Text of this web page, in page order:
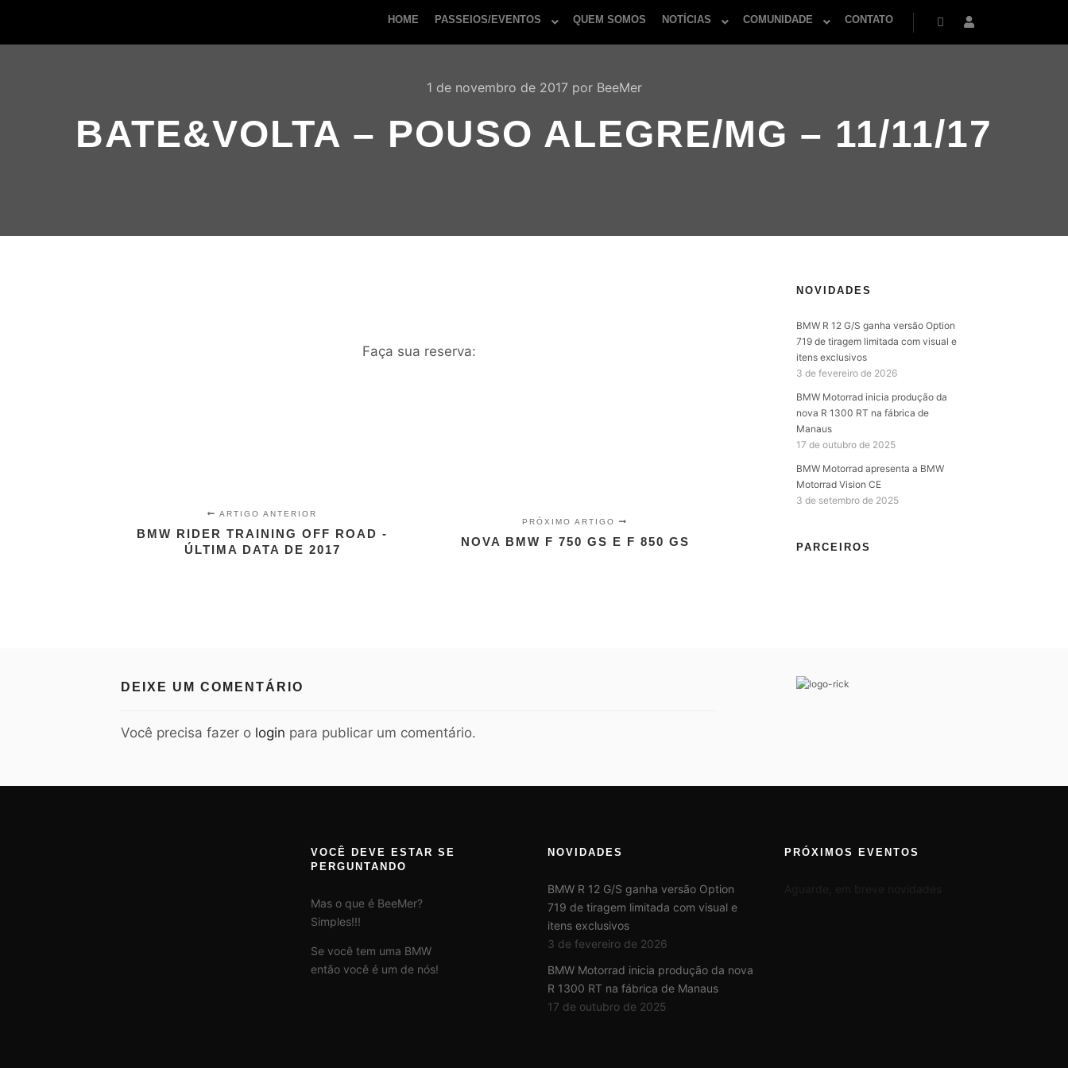
HOME PASSEIOS/EVENTOS QUEM SOMOS NOTÍCIAS COMUNIDADE CONTATO
PesquisaMais informações
1 de novembro de 2017por BeeMer
BATE&VOLTA – POUSO ALEGRE/MG – 11/11/17
Faça sua reserva:
ARTIGO ANTERIOR
BMW RIDER TRAINING OFF ROAD -
ÚLTIMA DATA DE 2017
PRÓXIMO ARTIGO
NOVA BMW F 750 GS E F 850 GS
DEIXE UM COMENTÁRIO
Você precisa fazer o login para publicar um comentário.
NOVIDADES
BMW R 12 G/S ganha versão Option
719 de tiragem limitada com visual e
itens exclusivos
3 de fevereiro de 2026
BMW Motorrad inicia produção da
nova R 1300 RT na fábrica de
Manaus
17 de outubro de 2025
BMW Motorrad apresenta a BMW
Motorrad Vision CE
3 de setembro de 2025
PARCEIROS
VOCÊ DEVE ESTAR SE
PERGUNTANDO
Mas o que é BeeMer?
Simples!!!
Se você tem uma BMW
então você é um de nós!
NOVIDADES
BMW R 12 G/S ganha versão Option
719 de tiragem limitada com visual e
itens exclusivos
3 de fevereiro de 2026
BMW Motorrad inicia produção da nova
R 1300 RT na fábrica de Manaus
17 de outubro de 2025
PRÓXIMOS EVENTOS